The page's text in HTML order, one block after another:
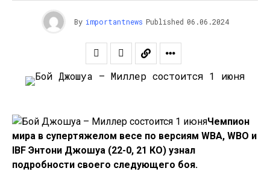
By importantnews Published 06.06.2024
Чемпион
мира в супертяжелом весе по версиям WBA, WBO и
IBF Энтони Джошуа (22-0, 21 КО) узнал
подробности своего следующего боя.